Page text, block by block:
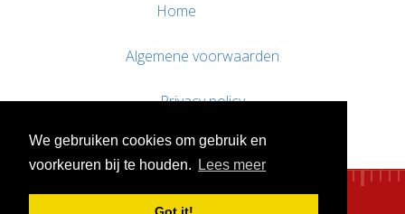
We gebruiken cookies om gebruik en
voorkeuren bij te houden.
Lees meer
Home
Algemene voorwaarden
Privacy policy
Contact / Support